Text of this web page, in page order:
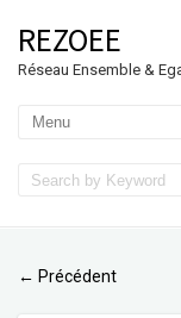
REZOEE
Réseau Ensemble &
← Précédent